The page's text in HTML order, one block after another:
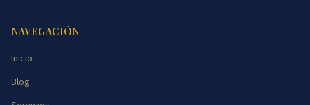
NAVEGACIÓN
Inicio
Blog